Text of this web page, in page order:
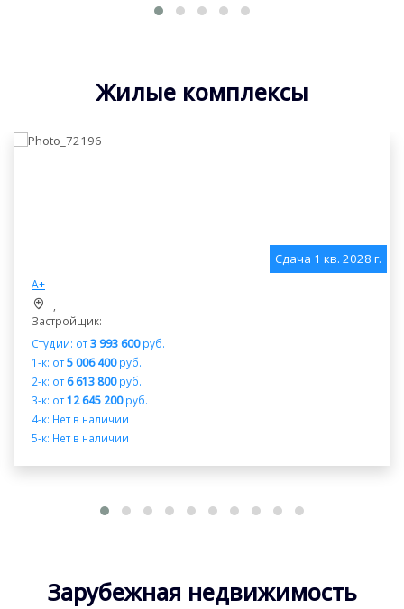
Жилые комплексы
Сдача 1 кв. 2028 г.
А+
Застройщик:
Студии: от3 993 600руб.
1-к: от5 006 400руб.
2-к: от6 613 800руб.
3-к: от12 645 200руб.
4-к: Нет в наличии
5-к: Нет в наличии
Зарубежная недвижимость